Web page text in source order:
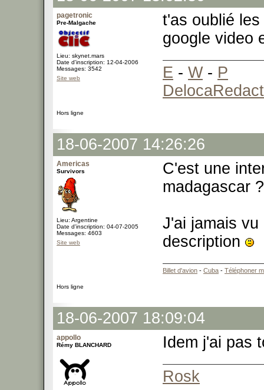
pagetronic
Pre-Malgache
Lieu: skynet.mars
Date d'inscription: 12-04-2006
Messages: 3542
Site web
t'as oublié les
google video
E - W- P
Hors ligne
18-06-2007 14:26:26
Americas
Survivors
Lieu: Argentine
Date d'inscription: 04-07-2005
Messages: 4603
Site web
C'est une
madagascar
J'ai jamais
description
Billet d'avion - Cuba - Téléphoner
Hors ligne
18-06-2007 18:09:04
appollo
Rémy BLANCHARD
Idem j'ai pas
Rosk